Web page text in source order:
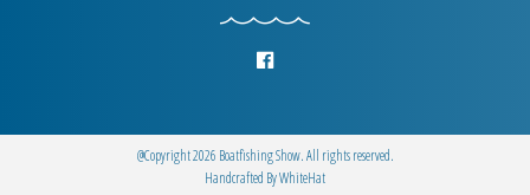
@Copyright 2026 Boatfishing Show. All rights reserved.
Handcrafted ByWhiteΗat